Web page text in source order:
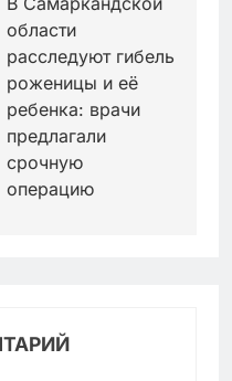
области
расследуют гибель
роженицы и её
ребенка: врачи
предлагали
срочную
операцию